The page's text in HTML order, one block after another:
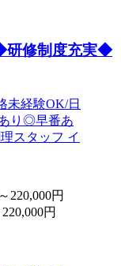
研修制度充実◆
220,000円
円